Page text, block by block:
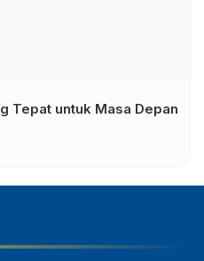
Tepat untuk Masa Depan